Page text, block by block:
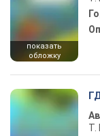
показать
обложку
Т.